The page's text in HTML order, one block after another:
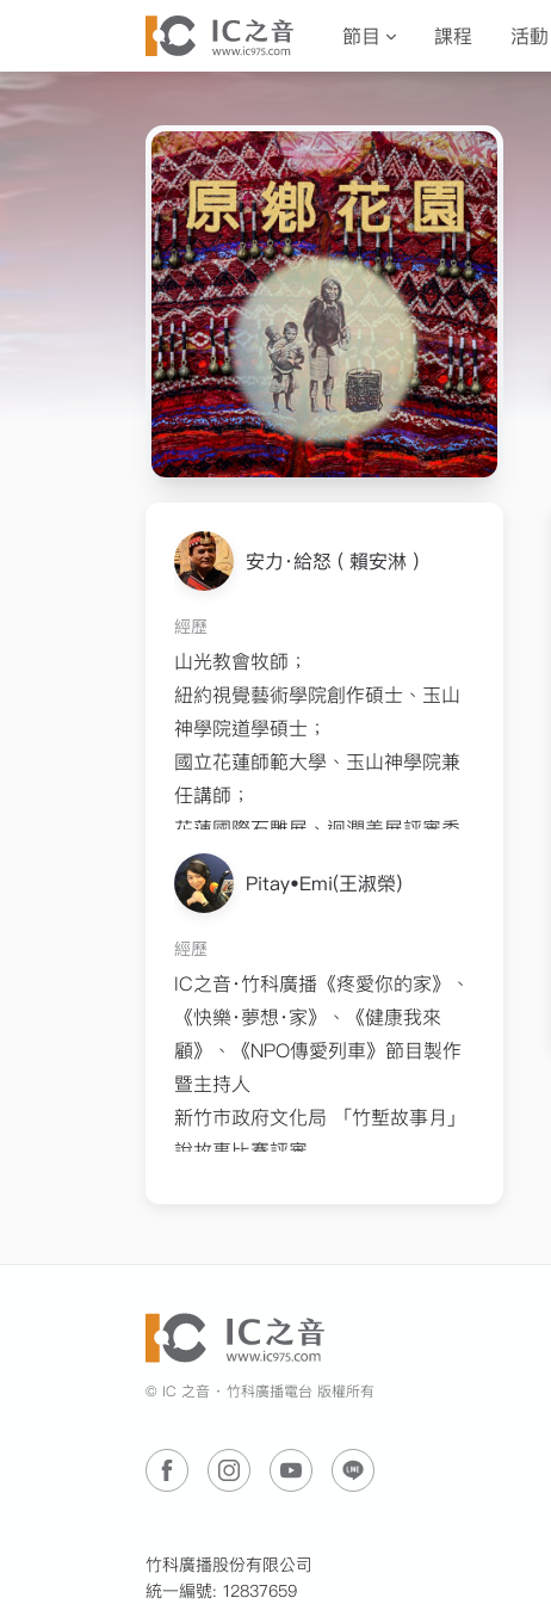
節目 課程 活動
安力‧給怒 ( 賴安淋 )
經歷
山光教會牧師；
紐約視覺藝術學院創作碩士、玉山
神學院道學碩士；
國立花蓮師範大學、玉山神學院兼
任講師；
花蓮國際石雕展、迴澖美展評審委
員、淡江中學董事；
紐約視覺藝術學院曼哈頓畫廊、台
次個展、國立台灣美術館『國美無
雙常設展』；
溫哥華MOA博物館、法國巴黎臺北
新聞文化中心、新喀里多尼亞棲包
屋文化中心、澳洲昆士蘭美術館等
地受邀展出；
榮獲文化部文馨獎銅獎、Pulima藝
術獎優選
Pitay•Emi(王淑榮)
經歷
IC之音‧竹科廣播《疼愛你的家》、
《快樂･夢想･家》、《健康我來
顧》、《NPO傳愛列車》節目製作
暨主持人
新竹市政府文化局 「竹塹故事月」
說故事比賽評審
新竹科學園區蕙竹社戲劇課程指導
老師
遠東廣播公司《星河夜話》節目製
86年創立「小太陽話劇團」，致力
推廣兒童品德教育，每年在大新竹
萬人次觀賞，深獲學校師長、家長
© IC 之音 ‧ 竹科廣播電台 版權所有
竹科廣播股份有限公司
統一編號: 12837659